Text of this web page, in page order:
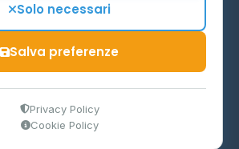
P.IVA 03859300364
Ministero delle Imprese e del Made in Italy
Solo necessari
Salva preferenze
Privacy Policy
Cookie Policy